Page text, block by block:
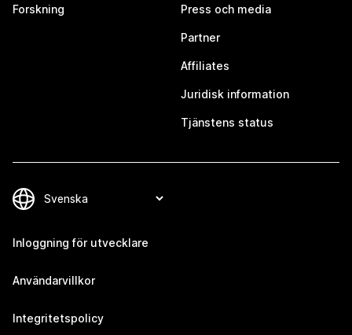
Forskning Press och media
Partner
Affiliates
Juridisk information
Tjänstens status
Inloggning för utvecklare
Användarvillkor
Integritetspolicy